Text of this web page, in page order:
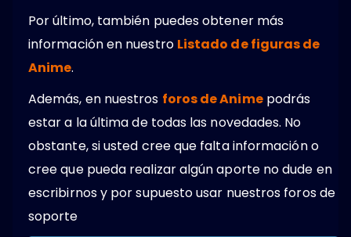
Por último, también puedes obtener más
información en nuestro Listado de figuras de
Anime.
Además, en nuestros foros de Animepodrás
estar a la última de todas las novedades. No
obstante, si usted cree que falta información o
cree que pueda realizar algún aporte no dude en
escribirnos y por supuesto usar nuestros foros de
soporte